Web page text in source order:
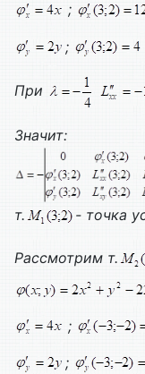
;
;
При
Значит:
т. - точка
Рассмотрим т.
;
;